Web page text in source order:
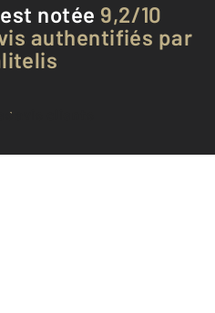
est notée 9,2/10
authentifiés par
avis clients